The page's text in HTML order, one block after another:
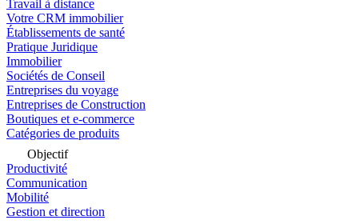
Travail à distance
Votre CRM immobilier
Établissements de santé
Pratique Juridique
Immobilier
Sociétés de Conseil
Entreprises du voyage
Entreprises de Construction
Boutiques et e-commerce
Catégories de produits
Objectif
Productivité
Communication
Mobilité
Gestion et direction